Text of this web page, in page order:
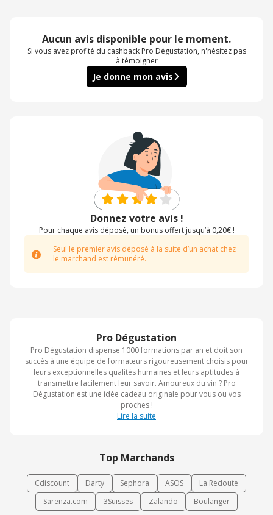
Pro Dégustation
Pro Dégustation dispense 1000 formations par an et doit son
succès à une équipe de formateurs rigoureusement choisis pour
leurs exceptionnelles qualités humaines et leurs aptitudes à
transmettre facilement leur savoir. Amoureux du vin ? Pro
Dégustation est une idée cadeau originale pour vous ou vos
proches !
Lire la suite
Top Marchands
Cdiscount Darty Sephora ASOS
La Redoute
Sarenza.com
3Suisses Zalando Boulanger
Aucun avis disponible pour le moment.
Si vous avez profité du cashback Pro Dégustation, n'hésitez pas
à témoigner
Je donne mon avis
Donnez votre avis !
Pour chaque avis déposé, un bonus offert jusqu’à 0,20€ !
Seul le premier avis déposé à la suite d’un achat chez
le marchand est rémunéré.